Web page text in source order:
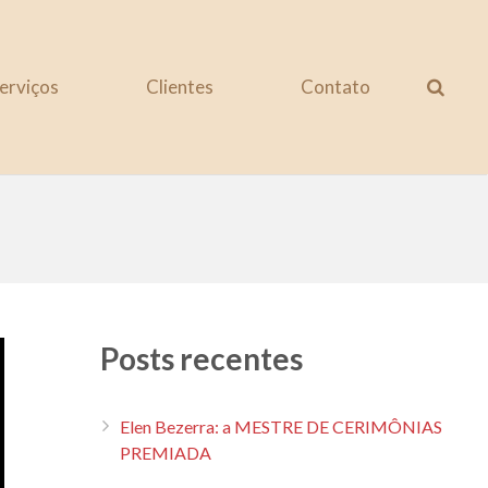
Clientes Contato
Posts recentes
Elen Bezerra: a MESTRE DE CERIMÔNIAS
PREMIADA